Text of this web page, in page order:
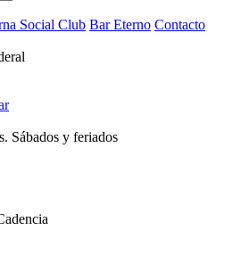
Social Club Bar Eterno Contacto
Sábados y feriados